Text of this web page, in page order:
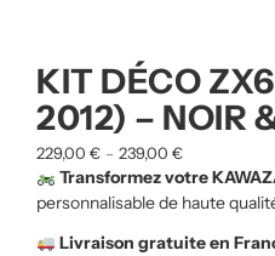
KIT DÉCO
2012) – NOIR
229,00 € – 239,00 €
Transformez votre
personnalisable de haute
Livraison gratuite en